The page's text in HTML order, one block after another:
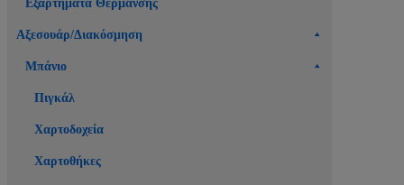
Εξαρτήματα Θέρμανσης
Αξεσουάρ/Διακόσμηση
Μπάνιο
Πιγκάλ
Χαρτοδοχεία
Χαρτοθήκες